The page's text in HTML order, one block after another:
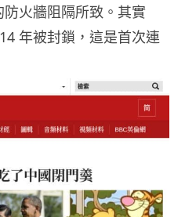
火牆阻隔所致。其實
年被封鎖，這是首次連